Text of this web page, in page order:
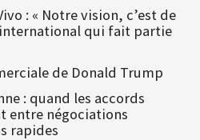
: « Notre vision, c’est de
qui fait partie
de Donald Trump
: quand les accords
entre négociations
rapides